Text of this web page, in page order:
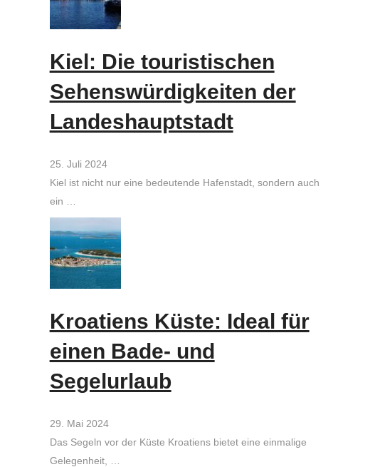
Kiel: Die touristischen
Sehenswürdigkeiten der
Landeshauptstadt
25. Juli 2024
Kiel ist nicht nur eine bedeutende Hafenstadt, sondern auch
ein …
Kroatiens Küste: Ideal für
einen Bade- und
Segelurlaub
29. Mai 2024
Das Segeln vor der Küste Kroatiens bietet eine einmalige
Gelegenheit, …